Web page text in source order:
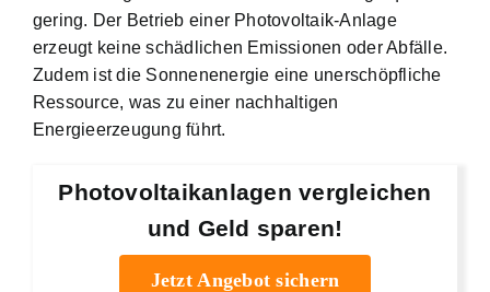
gering. Der Betrieb einer Photovoltaik-Anlage
erzeugt keine schädlichen Emissionen oder Abfälle.
Zudem ist die Sonnenenergie eine unerschöpfliche
Ressource, was zu einer nachhaltigen
Energieerzeugung führt.
Photovoltaikanlagen vergleichen
und Geld sparen!
Jetzt Angebot sichern